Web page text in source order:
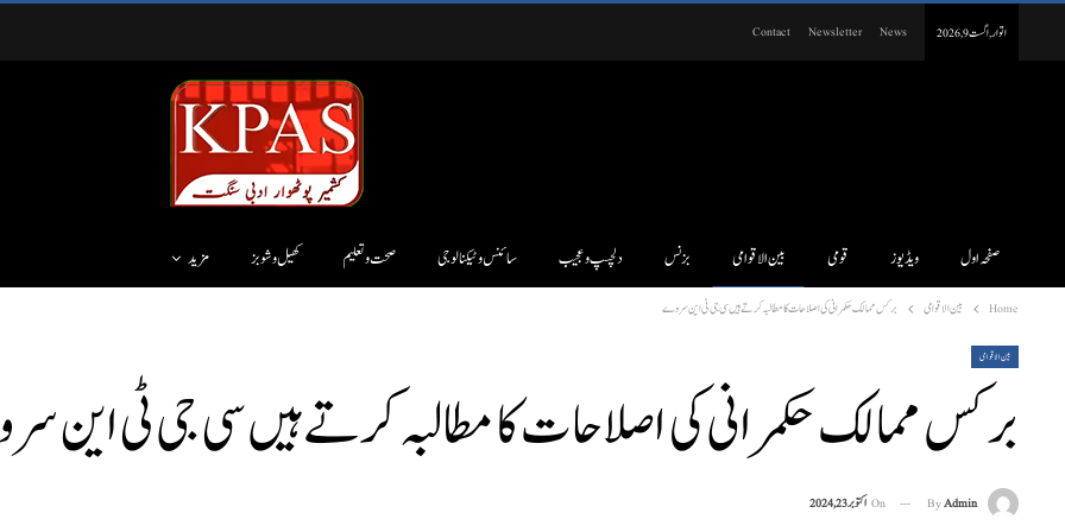
اتوار, اگست 9, 2026 News
Newsletter
Contact
صفحہ اول ویڈیوز قومی بین الاقوامی بزنس دلچسپ و عجیب سائنس وٹیکنالوجی صحت و تعلیم کھیل و شوبز مزید
Home بین الاقوامی برکس ممالک حکمرانی کی اصلاحات کا مطالبہ کرتے ہیں سی جی ٹی این سروے
بین الاقوامی
برکس ممالک حکمرانی کی اصلاحات کا مطالبہ کرتے ہیں سی جی ٹی این
ByAdmin
On اکتوبر 23, 2024